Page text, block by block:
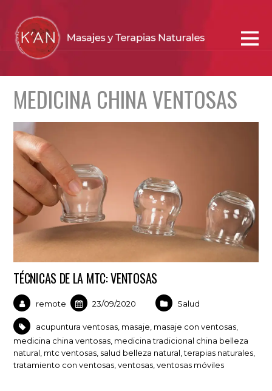
MEDICINA CHINA VENTOSAS
TÉCNICAS DE LA MTC: VENTOSAS
remote 23/09/2020 Salud
acupuntura ventosas, masaje masaje con ventosas,
medicina china ventosas medicina tradicional china belleza
natural mtc ventosas salud belleza natural ,terapias naturales
tratamiento con ventosas ,ventosas ,ventosas móviles